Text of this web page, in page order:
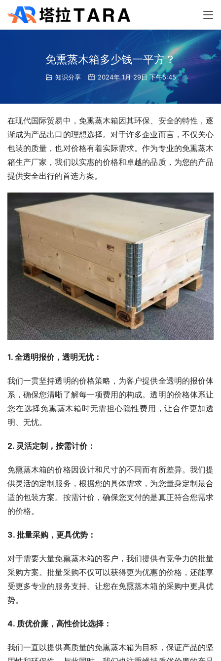
免熏蒸木箱多少钱一平方？
知识分享 2024年 1月 29日 下午5:45
在现代国际贸易中，免熏蒸木箱因其环保、安全的特性，逐
渐成为产品出口的理想选择。对于许多企业而言，不仅关心
包装的质量，也对价格有着实际需求。作为专业的免熏蒸木
箱生产厂家，我们以实惠的价格和卓越的品质，为您的产品
提供安全出行的首选方案。
1. 全透明报价，透明无忧：
我们一贯坚持透明的价格策略，为客户提供全透明的报价体
系，确保您清晰了解每一项费用的构成。透明的价格体系让
您在选择免熏蒸木箱时无需担心隐性费用，让合作更加透
明、无忧。
2. 灵活定制，按需计价：
免熏蒸木箱的价格因设计和尺寸的不同而有所差异。我们提
供灵活的定制服务，根据您的具体需求，为您量身定制最合
适的包装方案。按需计价，确保您支付的是真正符合您需求
的价格。
3. 批量采购，更具优势：
对于需要大量免熏蒸木箱的客户，我们提供有竞争力的批量
采购方案。批量采购不仅可以获得更为优惠的价格，还能享
受更多专业的服务支持。让您在免熏蒸木箱的采购中更具优
势。
4. 质优价廉，高性价比选择：
我们一直以提供高质量的免熏蒸木箱为目标，保证产品的坚